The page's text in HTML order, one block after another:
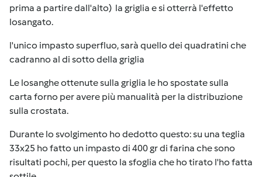
prima a partire dall'alto) la griglia e si otterrà l'effetto
losangato.
l'unico impasto superfluo, sarà quello dei quadratini che
cadranno al di sotto della griglia
Le losanghe ottenute sulla griglia le ho spostate sulla
carta forno per avere più manualità per la distribuzione
sulla crostata.
Durante lo svolgimento ho dedotto questo: su una teglia
33x25 ho fatto un impasto di 400 gr di farina che sono
risultati pochi, per questo la sfoglia che ho tirato l'ho fatta